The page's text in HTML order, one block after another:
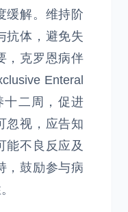
缓解。维持阶
抗体，避免失
，克罗恩病伴
Enteral
十二周，促进
忽视，应告知
能不良反应及
，鼓励参与病